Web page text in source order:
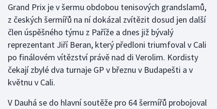
Motorsport
Olympijské hry
Parasport
Plavání
Plážový volejbal
Grand Prix je v šermu obdobou tenisových grandslamů,
z českých šermířů na ní dokázal zvítězit dosud jen další
člen úspěšného týmu z Paříže a dnes již bývalý
reprezentant Jiří Beran, který předloni triumfoval v Cali
po finálovém vítězství právě nad di Verolim. Kordisty
čekají zbylé dva turnaje GP v březnu v Budapešti a v
květnu v Cali.
V Dauhá se do hlavní soutěže pro 64 šermířů probojoval